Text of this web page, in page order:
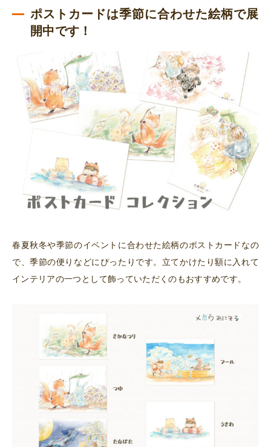
ポストカードは季節に合わせた絵柄で展
開中です！
春夏秋冬や季節のイベントに合わせた絵柄のポストカードなの
で、季節の便りなどにぴったりです。立てかけたり額に入れて
インテリアの一つとして飾っていただくのもおすすめです。